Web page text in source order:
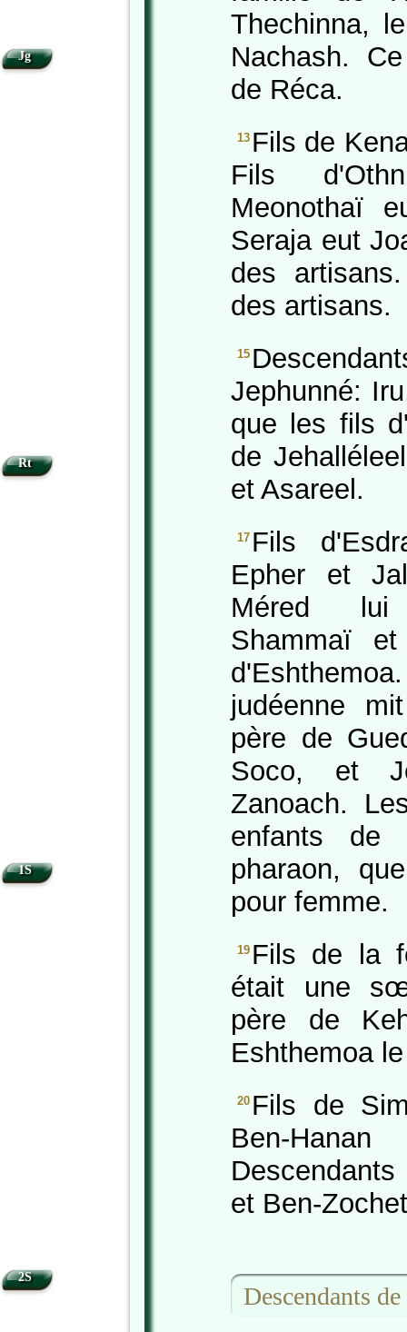
Thechinna,
Nachash.
de Réca.
13 Fils de
Fils
Meonothaï
Seraja eut
des
des artisans.
15
Jephunné:
que les fils
de
et Asareel.
17 Fils
Epher et
Méred lui
Shammaï
judéenne
père de
Soco, et
Zanoach.
enfants
pharaon,
pour femme.
19 Fils de la
était une
père de
Eshthemoa
20 Fils de
Ben-
et Ben-
Descendants
Jg
Rt
1S
2S